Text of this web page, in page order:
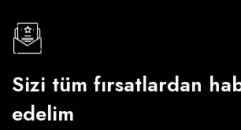
Sizi tüm fırsatlardan
edelim